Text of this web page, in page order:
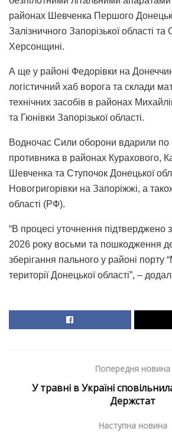
районах Шевченка Першого
Залізничного Запорізької області
Херсонщині.
А ще у районі Федорівки на
логістичний хаб ворога та склади
технічних засобів в районах
та Гюнівки Запорізької області.
Водночас Сили оборони вдарили по
противника в районах Курахового,
Шевченка та Ступочок Донецької
Новогригорівки на Запоріжжі, а
області (РФ).
“В процесі уточнення
2026 року восьми та пошкодження
зберігання пального у районі порту
території Донецької області”, –
Попередня новина
У травні в Україні
Держстат
Наступна новина